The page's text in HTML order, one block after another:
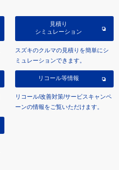
見積り
シミュレーション
スズキのクルマの見積りを簡単にシ
ミュレーションできます。
リコール等情報
リコール/改善対策/サービスキャンペ
ーンの情報をご覧いただけます。